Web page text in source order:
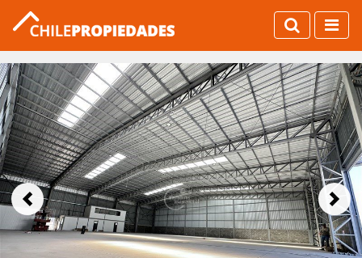
Previous Next